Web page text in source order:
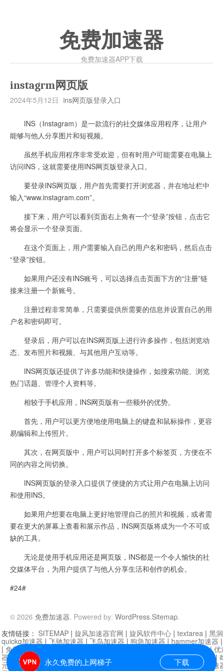
免费加速器
免费加速器APP下载
instagrm网页版
2024年5月12日 ins网页版登录入口
INS（Instagram）是一款流行的社交媒体应用程序，让用户
能够与他人分享图片和短视频。
虽然手机应用程序非常受欢迎，但有时用户可能需要在电脑上
访问INS，这就需要使用INS网页版登录入口。
要登录INS网页版，用户首先需要打开浏览器，并在地址栏中
输入“www.instagram.com”。
接下来，用户可以看到页面右上角有一个“登录”按钮，点击它
将会显示一个登录页面。
在这个页面上，用户需要输入自己的用户名和密码，然后点击
“登录”按钮。
如果用户还没有INS账号，可以选择点击页面下方的“注册”链
接来注册一个新账号。
注册过程非常简单，只需要提供所需要的信息并设置自己的用
户名和密码即可。
登录后，用户可以在INS网页版上进行许多操作，包括浏览动
态、发布照片和视频、与其他用户互动等。
INS网页版还提供了许多功能和快捷操作，如搜索功能、浏览
热门话题、管理个人资料等。
相较于手机应用，INS网页版有一些额外的优势。
首先，用户可以更方便地使用电脑上的键盘和鼠标操作，更容
易编辑和上传照片。
其次，在网页版中，用户可以同时打开多个标签页，方便在不
同的内容之间切换。
INS网页版的登录入口提供了便捷的方式让用户在电脑上访问
和使用INS。
如果用户想要在电脑上更好地管理自己的照片和视频，或者需
要在更大的屏幕上查看和展示作品，INS网页版将成为一个不可或
缺的工具。
无论是使用手机应用还是网页版，INS都是一个令人愉快的社
交媒体平台，为用户提供了与他人分享生活和创作的机会。
#24#
© 2026 免费加速器. Powered by: WordPress.Sitemap.
永久免费的上网梯子 下载
友情链接： SITEMAP | 旋风加速器官网 | 旋风软件中心 | textarea | 黑
quickq加速器 | 飞驰加速器 | 飞鸟加速器 | 狗急加速器 | hammer加速器
| 免费vqn加速外网 迷雾通|优
器| 快柠檬加速器 |黑洞加速 |falemon 快橙加速器|anycast加速器 |
元机场加速器 |一元机场|老王加速器 | 白石山|
小牛加速